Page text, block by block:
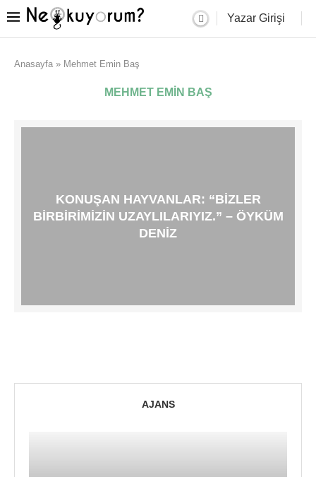
Yazar Girişi
Anasayfa » Mehmet Emin Baş
MEHMET EMIN BAŞ
KONUŞAN HAYVANLAR: “BIZLER
BIRBIRIMIZIN UZAYLILARIYIZ.” – ÖYKÜM
DENIZ
AJANS